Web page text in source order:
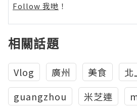
Follow 我哋 ！
相關話題
Vlog 廣州 美食
北
guangzhou
米芝連